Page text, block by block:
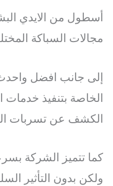
أسطول من الايدي
مجالات السباكة
إلى جانب افضل واحدث
الخاصة بتنفيذ خدمات
الكشف عن تسربات
كما تتميز الشركة
ولكن بدون التأثير